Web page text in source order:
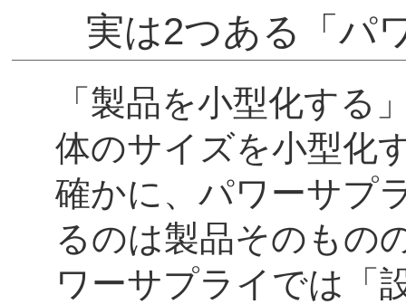
実は2つある「パ
「製品を小型化する
体のサイズを小型化
確かに、パワーサプ
るのは製品そのもの
ワーサプライでは「